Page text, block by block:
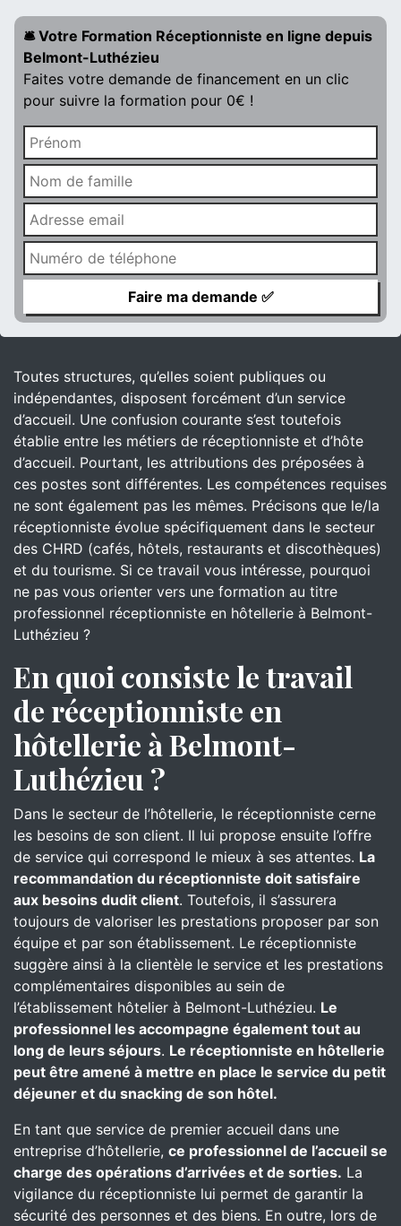
🛎️ Votre Formation Réceptionniste en ligne depuis
Belmont-Luthézieu
Faites votre demande de financement en un clic
pour suivre la formation pour 0€ !
Toutes structures, qu’elles soient publiques ou
indépendantes, disposent forcément d’un service
d’accueil. Une confusion courante s’est toutefois
établie entre les métiers de réceptionniste et d’hôte
d’accueil. Pourtant, les attributions des préposées à
ces postes sont différentes. Les compétences requises
ne sont également pas les mêmes. Précisons que le/la
réceptionniste évolue spécifiquement dans le secteur
des CHRD (cafés, hôtels, restaurants et discothèques)
et du tourisme. Si ce travail vous intéresse, pourquoi
ne pas vous orienter vers une formation au titre
professionnel réceptionniste en hôtellerie à Belmont-
Luthézieu ?
En quoi consiste le travail
de réceptionniste en
hôtellerie à Belmont-
Luthézieu ?
Dans le secteur de l’hôtellerie, le réceptionniste cerne
les besoins de son client. Il lui propose ensuite l’offre
de service qui correspond le mieux à ses attentes. La
recommandation du réceptionniste doit satisfaire
aux besoins dudit client. Toutefois, il s’assurera
toujours de valoriser les prestations proposer par son
équipe et par son établissement. Le réceptionniste
suggère ainsi à la clientèle le service et les prestations
complémentaires disponibles au sein de
l’établissement hôtelier à Belmont-Luthézieu. Le
professionnel les accompagne également tout au
long de leurs séjours. Le réceptionniste en hôtellerie
peut être amené à mettre en place le service du petit
déjeuner et du snacking de son hôtel.
En tant que service de premier accueil dans une
entreprise d’hôtellerie, ce professionnel de l’accueil se
charge des opérations d’arrivées et de sorties. La
vigilance du réceptionniste lui permet de garantir la
sécurité des personnes et des biens. En outre, lors de